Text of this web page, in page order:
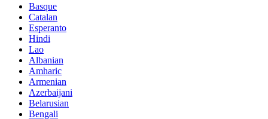
Basque
Catalan
Esperanto
Hindi
Lao
Albanian
Amharic
Armenian
Azerbaijani
Belarusian
Bengali